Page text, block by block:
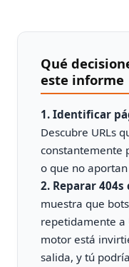
Qué
este informe
1. Identificar
Descubre URLs
constantemente
o que no
2. Reparar
muestra que
repetidamente a
motor está
salida, y tú